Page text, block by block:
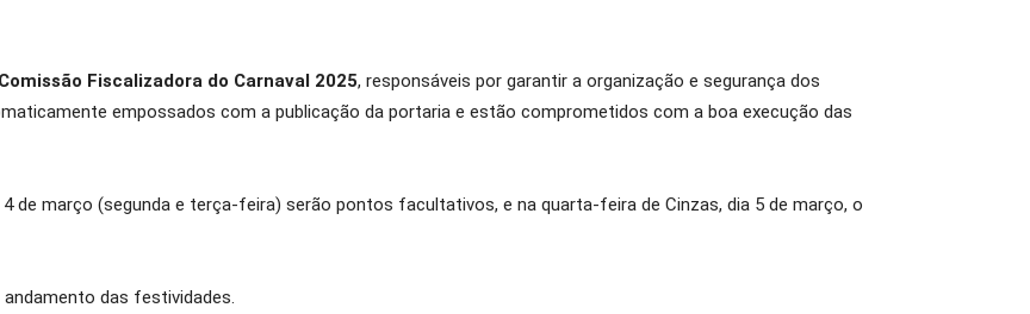
Comissão Fiscalizadora do Carnaval 2025, responsáveis por garantir a organização e segurança dos
empossados com a publicação da portaria e estão comprometidos com a boa execução das
de março (segunda e terça-feira) serão pontos facultativos, e na quarta-feira de Cinzas, dia 5 de março, o
das festividades.